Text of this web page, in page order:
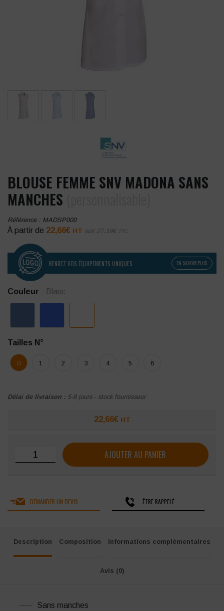
BLOUSE FEMME SNV MADONA SANS
MANCHES
Référence : MADSP000
À partir de 22,66€ HT soit 27,19€ TTC
RENDEZ VOS ÉQUIPEMENTS UNIQUES EN SAVOIR PLUS
Couleur - Blanc
Tailles N°
0 1 2 3 4 5 6
Délai de livraison : 5-8 jours - stock fournisseur
22,66€ HT
quantité de Blouse femme SNV Madona sans manches
AJOUTER AU PANIER
DEMANDER UN DEVIS ÊTRE RAPPELÉ
Description Composition Informations complémentaires
Avis (0)
Sans manches